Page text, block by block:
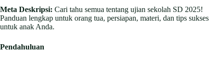
Meta Deskripsi: Cari tahu semua tentang ujian sekolah SD 2025!
Panduan lengkap untuk orang tua, persiapan, materi, dan tips sukses
untuk anak Anda.
Pendahuluan